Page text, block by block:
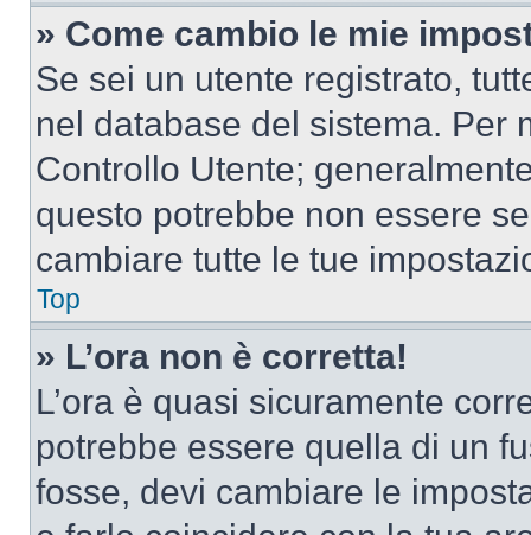
» Come cambio le mie
Se sei un utente registrato,
nel database del sistema. Per
Controllo Utente;
questo potrebbe non essere
cambiare tutte le tue
Top
» L’ora non è corretta!
L’ora è quasi sicuramente
potrebbe essere quella di un
fosse, devi cambiare le